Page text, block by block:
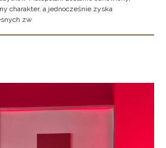
charakter, a jednocześnie zyska
zw